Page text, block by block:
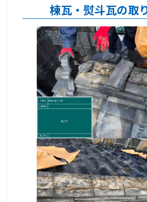
棟瓦・熨斗瓦の取